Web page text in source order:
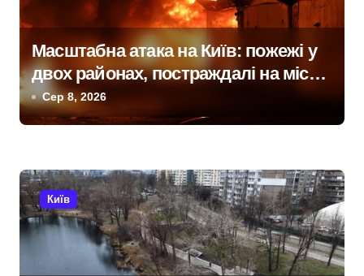
Масштабна атака на Київ: пожежі у
двох районах, постраждалі на місці
події
Сер 8, 2026
Київ